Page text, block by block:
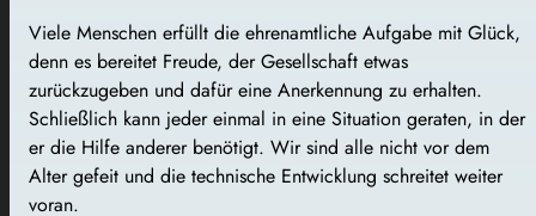
Viele Menschen erfüllt die ehrenamtliche Aufgabe mit Glück,
denn es bereitet Freude, der Gesellschaft etwas
zurückzugeben und dafür eine Anerkennung zu erhalten.
Schließlich kann jeder einmal in eine Situation geraten, in der
er die Hilfe anderer benötigt. Wir sind alle nicht vor dem
Alter gefeit und die technische Entwicklung schreitet weiter
voran.